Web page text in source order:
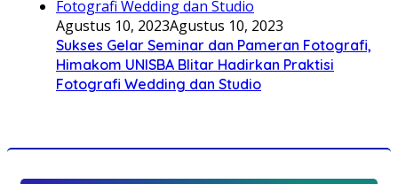
Agustus 10, 2023Agustus 10, 2023
Sukses Gelar Seminar dan Pameran Fotografi,
Himakom UNISBA Blitar Hadirkan Praktisi
Fotografi Wedding dan Studio